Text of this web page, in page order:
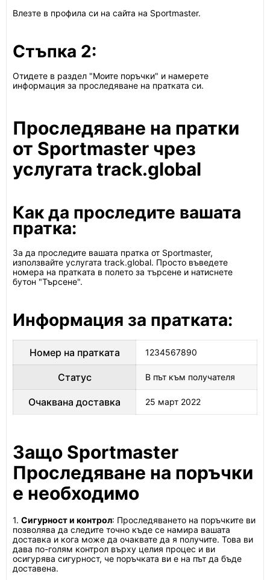
Влезте в профила си на сайта на Sportmaster.
Стъпка 2:
Отидете в раздел "Моите поръчки" и намерете
информация за проследяване на пратката си.
Проследяване на пратки
от Sportmaster чрез
услугата track.global
Как да проследите вашата
пратка:
За да проследите вашата пратка от Sportmaster,
използвайте услугата track.global. Просто въведете
номера на пратката в полето за търсене и натиснете
бутон "Търсене".
Информация за пратката:
Номер на пратката 1234567890
Статус В път към получателя
Очаквана доставка 25 март 2022
Защо Sportmaster
Проследяване на поръчки
е необходимо
1. Сигурност и контрол: Проследяването на поръчките ви
позволява да следите точно къде се намира вашата
доставка и кога може да очаквате да я получите. Това ви
дава по-голям контрол върху целия процес и ви
осигурява сигурност, че поръчката ви е на път да бъде
доставена.